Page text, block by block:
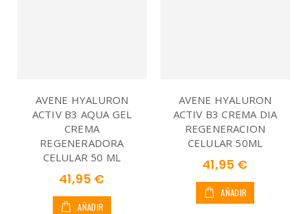
AVENE HYALURON
ACTIV B3 AQUA GEL
CREMA
REGENERADORA
CELULAR 50 ML
41,95 €
AÑADIR
AVENE HYALURON
ACTIV B3 CREMA DIA
REGENERACION
CELULAR 50ML
41,95 €
AÑADIR